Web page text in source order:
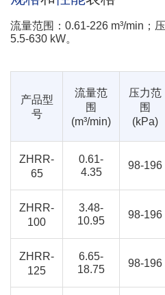
流量范围：0.61-226 m³/min；
5.5-630 kW。
产品型
号
流量范
围
(m³/min)
压力范
围
(kPa)
ZHRR-
65
0.61-
4.35
98-196
ZHRR-
100
3.48-
10.95
98-196
ZHRR-
125
6.65-
18.75
98-196